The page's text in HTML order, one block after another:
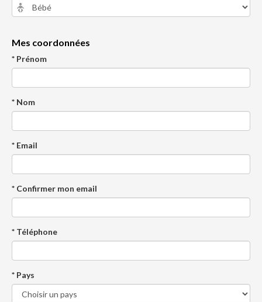
Mes coordonnées
* Prénom
* Nom
* Email
* Confirmer mon email
* Téléphone
* Pays